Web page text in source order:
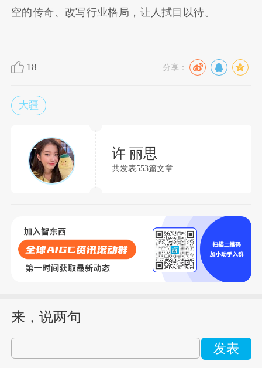
空的传奇、改写行业格局，让人拭目以待。
18 分享：
大疆
许 丽思
共发表553篇文章
来，说两句
发表